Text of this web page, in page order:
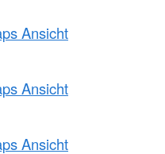
Ansicht
Ansicht
Ansicht